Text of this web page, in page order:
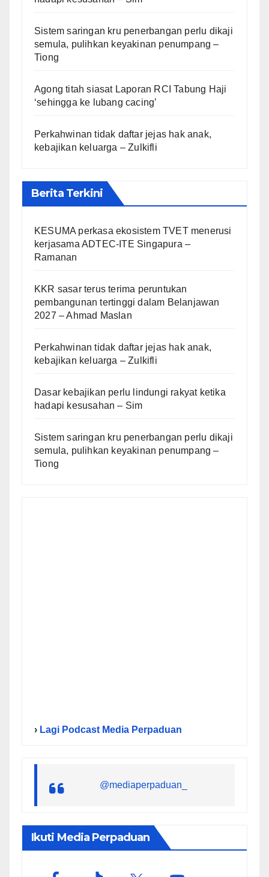
Sistem saringan kru penerbangan perlu dikaji
semula, pulihkan keyakinan penumpang –
Tiong
Agong titah siasat Laporan RCI Tabung Haji
‘sehingga ke lubang cacing’
Perkahwinan tidak daftar jejas hak anak,
kebajikan keluarga – Zulkifli
Berita Terkini
KESUMA perkasa ekosistem TVET menerusi
kerjasama ADTEC-ITE Singapura –
Ramanan
KKR sasar terus terima peruntukan
pembangunan tertinggi dalam Belanjawan
2027 – Ahmad Maslan
Perkahwinan tidak daftar jejas hak anak,
kebajikan keluarga – Zulkifli
Dasar kebajikan perlu lindungi rakyat ketika
hadapi kesusahan – Sim
Sistem saringan kru penerbangan perlu dikaji
semula, pulihkan keyakinan penumpang –
Tiong
› Lagi Podcast Media Perpaduan
@mediaperpaduan_
Ikuti Media Perpaduan